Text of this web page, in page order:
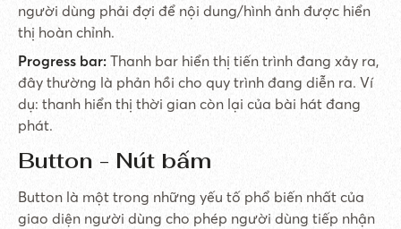
người dùng phải đợi để nội dung/hình ảnh được hiển
thị hoàn chỉnh.
Progress bar: Thanh bar hiển thị tiến trình đang xảy ra,
đây thường là phản hồi cho quy trình đang diễn ra. Ví
dụ: thanh hiển thị thời gian còn lại của bài hát đang
phát.
Button - Nút bấm
Button là một trong những yếu tố phổ biến nhất của
giao diện người dùng cho phép người dùng tiếp nhận